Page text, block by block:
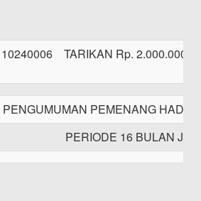
TARIKAN Rp. 2.000.000,-
PENGUMUMAN PEMENANG
PERIODE 16 BULAN